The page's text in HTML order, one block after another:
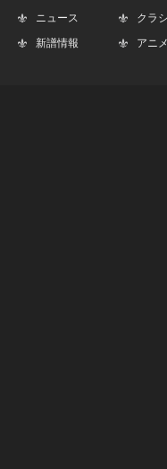
ニュース
新譜情報
クラ
アニメ